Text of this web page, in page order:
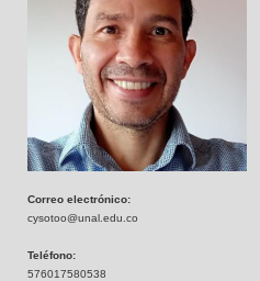
Correo electrónico:
cysotoo@unal.edu.co
Teléfono:
576017580538